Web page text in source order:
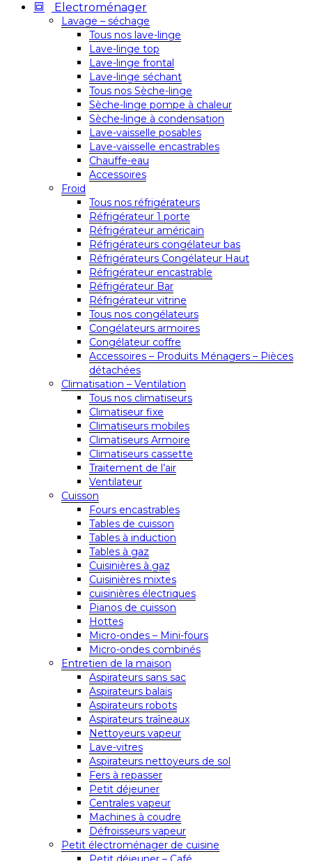
Electroménager
Lavage – séchage
Tous nos lave-linge
Lave-linge top
Lave-linge frontal
Lave-linge séchant
Tous nos Sèche-linge
Sèche-linge pompe à chaleur
Sèche-linge à condensation
Lave-vaisselle posables
Lave-vaisselle encastrables
Chauffe-eau
Accessoires
Froid
Tous nos réfrigérateurs
Réfrigérateur 1 porte
Réfrigérateur américain
Réfrigérateurs congélateur bas
Réfrigérateurs Congélateur Haut
Réfrigérateur encastrable
Réfrigérateur Bar
Réfrigérateur vitrine
Tous nos congélateurs
Congélateurs armoires
Congélateur coffre
Accessoires – Produits Ménagers – Pièces
détachées
Climatisation – Ventilation
Tous nos climatiseurs
Climatiseur fixe
Climatiseurs mobiles
Climatiseurs Armoire
Climatiseurs cassette
Traitement de l’air
Ventilateur
Cuisson
Fours encastrables
Tables de cuisson
Tables à induction
Tables à gaz
Cuisinières à gaz
Cuisinières mixtes
cuisinières électriques
Pianos de cuisson
Hottes
Micro-ondes – Mini-fours
Micro-ondes combinés
Entretien de la maison
Aspirateurs sans sac
Aspirateurs balais
Aspirateurs robots
Aspirateurs traîneaux
Nettoyeurs vapeur
Lave-vitres
Aspirateurs nettoyeurs de sol
Fers à repasser
Petit déjeuner
Centrales vapeur
Machines à coudre
Défroisseurs vapeur
Petit électroménager de cuisine